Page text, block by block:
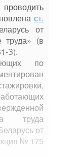
ст.
от
(в
З).
по
труда
от
№ 175